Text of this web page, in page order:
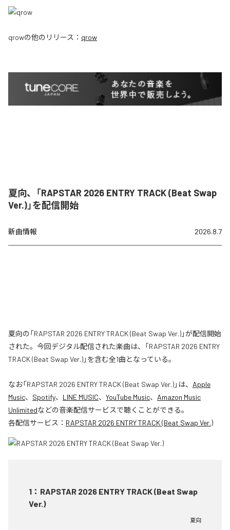
qrowの他のリリース： qrow
夏向、「RAPSTAR 2026 ENTRY TRACK (Beat Swap
Ver.)」を配信開始
新曲情報 2026.8.7
夏向の「RAPSTAR 2026 ENTRY TRACK (Beat Swap Ver.)」が配信開始
された。今回デジタル配信された楽曲は、「RAPSTAR 2026 ENTRY
TRACK (Beat Swap Ver.)」を含む全1曲となっている。
なお「RAPSTAR 2026 ENTRY TRACK (Beat Swap Ver.)」は、 Apple
Music、 Spotify、 LINE MUSIC、 YouTube Music、 Amazon Music
Unlimitedなどの音楽配信サービスで聴くことができる。
各配信サービス： RAPSTAR 2026 ENTRY TRACK (Beat Swap Ver.)
1 ： RAPSTAR 2026 ENTRY TRACK (Beat Swap
Ver.)
夏向